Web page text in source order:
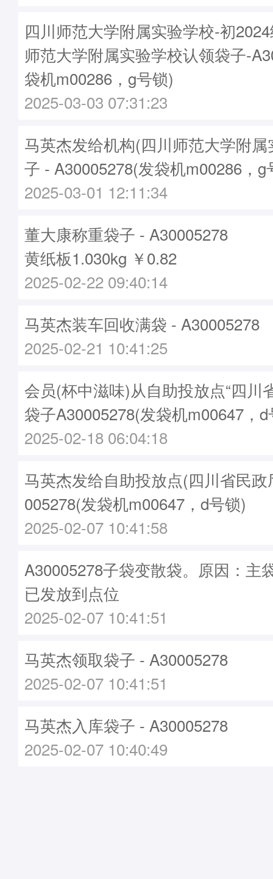
四川师范大学附属实验学校-初
师范大学附属实验学校认领袋子-
袋机m00286，g号锁)
2025-03-03 07:31:23
马英杰发给机构(四川师范大学附
子 - A30005278(发袋机m00286，g
2025-03-01 12:11:34
董大康称重袋子 - A30005278
黄纸板1.030kg ￥0.82
2025-02-22 09:40:14
马英杰装车回收满袋 - A30005278
2025-02-21 10:41:25
会员(杯中滋味)从自助投放点“四川
袋子A30005278(发袋机m00647，
2025-02-18 06:04:18
马英杰发给自助投放点(四川省民
005278(发袋机m00647，d号锁)
2025-02-07 10:41:58
A30005278子袋变散袋。原因：主
已发放到点位
2025-02-07 10:41:51
马英杰领取袋子 - A30005278
2025-02-07 10:41:51
马英杰入库袋子 - A30005278
2025-02-07 10:40:49